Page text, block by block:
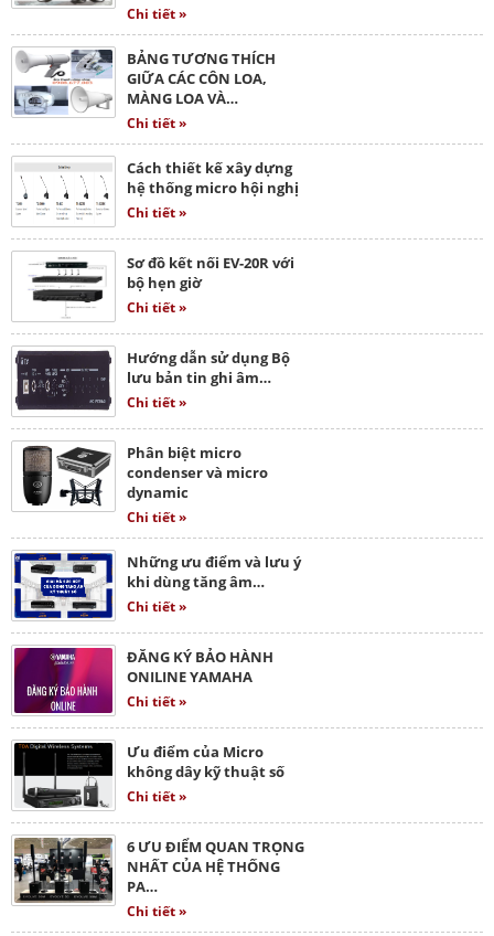
Chi tiết »
BẢNG TƯƠNG THÍCH
GIỮA CÁC CÔN LOA,
MÀNG LOA VÀ…
Chi tiết »
Cách thiết kế xây dựng
hệ thống micro hội nghị
Chi tiết »
Sơ đồ kết nối EV-20R với
bộ hẹn giờ
Chi tiết »
Hướng dẫn sử dụng Bộ
lưu bản tin ghi âm…
Chi tiết »
Phân biệt micro
condenser và micro
dynamic
Chi tiết »
Những ưu điểm và lưu ý
khi dùng tăng âm…
Chi tiết »
ĐĂNG KÝ BẢO HÀNH
ONILINE YAMAHA
Chi tiết »
Ưu điểm của Micro
không dây kỹ thuật số
Chi tiết »
6 ƯU ĐIỂM QUAN TRỌNG
NHẤT CỦA HỆ THỐNG
PA…
Chi tiết »